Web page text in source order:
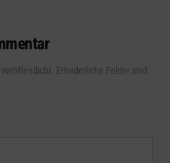
Erforderliche Felder sind